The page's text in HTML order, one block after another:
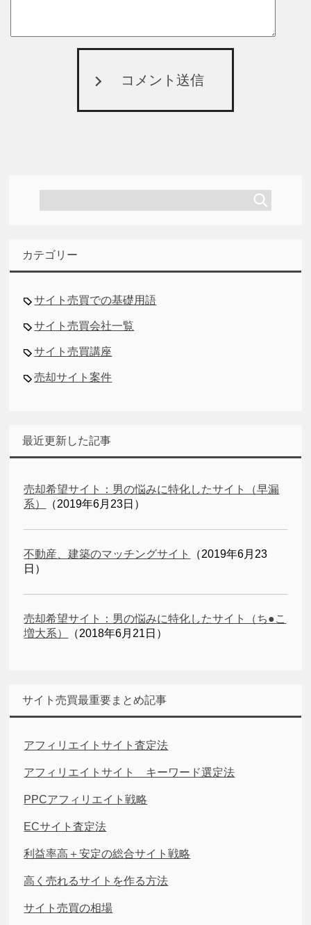
コメント送信
カテゴリー
サイト売買での基礎用語
サイト売買会社一覧
サイト売買講座
売却サイト案件
最近更新した記事
売却希望サイト：男の悩みに特化したサイト（早漏
系）
（2019年6月23日）
不動産、建築のマッチングサイト
（2019年6月23
日）
売却希望サイト：男の悩みに特化したサイト（ち●こ
増大系）
（2018年6月21日）
サイト売買最重要まとめ記事
アフィリエイトサイト査定法
アフィリエイトサイト キーワード選定法
PPCアフィリエイト戦略
ECサイト査定法
利益率高＋安定の総合サイト戦略
高く売れるサイトを作る方法
サイト売買の相場